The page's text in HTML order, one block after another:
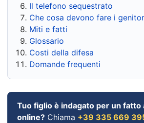
Il telefono sequestrato
Che cosa devono fare i
Miti e fatti
Glossario
Costi della difesa
Domande frequenti
Tuo figlio è indagato per un fatto
online? Chiama +39 335 669